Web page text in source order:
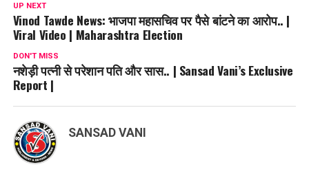
UP NEXT
Vinod Tawde News: भाजपा महासचिव पर पैसे बांटने का आरोप.. |
Viral Video | Maharashtra Election
DON'T MISS
नशेड़ी पत्नी से परेशान पति और सास.. | Sansad Vani’s Exclusive
Report |
SANSAD VANI